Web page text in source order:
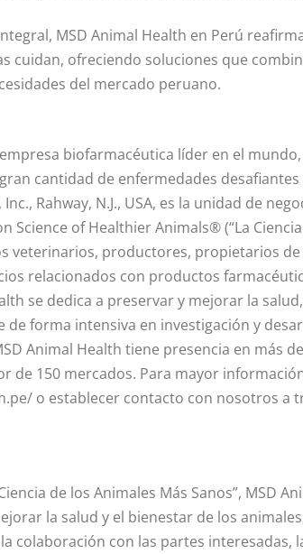
MSD Animal Health en Perú
cuidan, ofreciendo soluciones que
del mercado peruano.
biofarmacéutica líder en el
cantidad de enfermedades
Rahway, N.J., USA, es la unidad de
Science of Healthier Animals® (“La
veterinarios, productores, propietarios
relacionados con productos
se dedica a preservar y mejorar la
de forma intensiva en investigación y
Animal Health tiene presencia en más
de 150 mercados. Para mayor
o establecer contacto con nosotros a
de los Animales Más Sanos”, MSD
la salud y el bienestar de los
colaboración con las partes interesadas,